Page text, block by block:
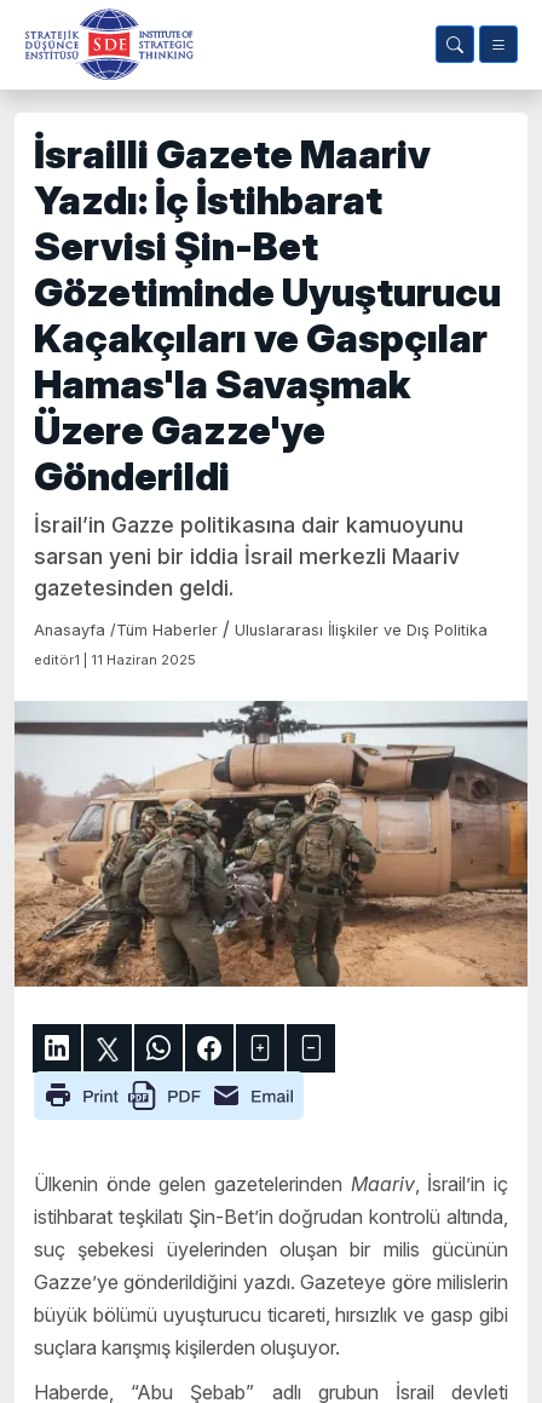
İsrailli Gazete Maariv
Yazdı: İç İstihbarat
Servisi Şin-Bet
Gözetiminde Uyuşturucu
Kaçakçıları ve Gaspçılar
Hamas'la Savaşmak
Üzere Gazze'ye
Gönderildi
İsrail’in Gazze politikasına dair kamuoyunu
sarsan yeni bir iddia İsrail merkezli Maariv
gazetesinden geldi.
Anasayfa /Tüm Haberler / Uluslararası İlişkiler ve Dış Politika
editör1 | 11 Haziran 2025
Ülkenin önde gelen gazetelerinden Maariv, İsrail’in iç
istihbarat teşkilatı Şin-Bet’in doğrudan kontrolü altında,
suç şebekesi üyelerinden oluşan bir milis gücünün
Gazze’ye gönderildiğini yazdı. Gazeteye göre milislerin
büyük bölümü uyuşturucu ticareti, hırsızlık ve gasp gibi
suçlara karışmış kişilerden oluşuyor.
Haberde, “Abu Şebab” adlı grubun İsrail devleti